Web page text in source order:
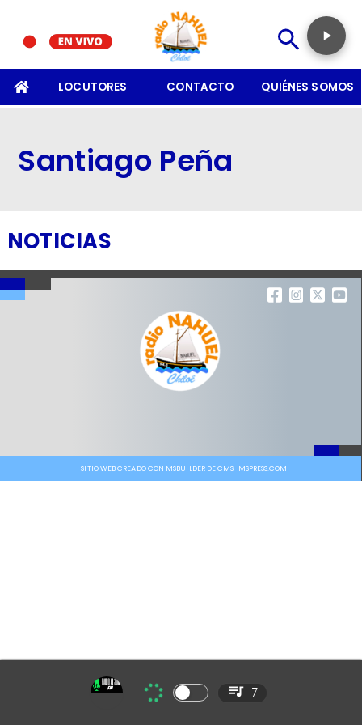
LOCUTORES CONTACTO QUIÉNES SOMOS
Santiago Peña
NOTICIAS
SITIO WEB CREADO CON MSBUILDER DE CMS-MSPRESS.COM
7